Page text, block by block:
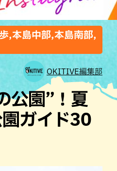
ック体験
ホテル
沖縄旧暦行事
,本島中部,本島南部,
OKITIVE編集部
公園”！夏
ガイド30